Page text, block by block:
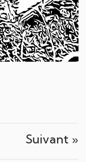
Suivant »